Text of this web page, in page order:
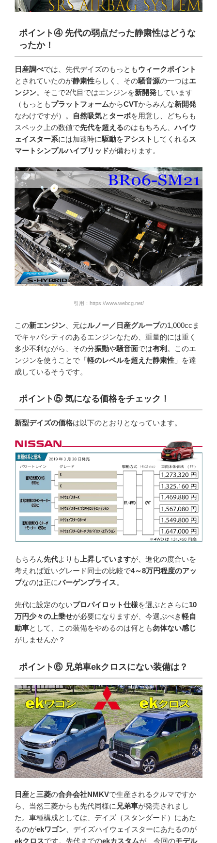
ポイント④先代の弱点だった静粛性はどうな
ったか！
日産調べでは、先代デイズのもっともウィークポイント
とされていたのが静粛性らしく、その騒音源の一つはエ
ンジン。そこで2代目ではエンジンを新開発しています
（もっともプラットフォームからCVTからみんな新開発
なわけですが）。
自然吸気と ターボを用意し、どちらも
スペック上の数値で先代を超えるのはもちろん、ハイウ
ェイスター系には加速時に駆動をアシスト してくれる ス
マートシンプルハイブリッドが備わります。
引用：https://www.webcg.net/
この新エンジン 、元はルノー／日産グループの1,000ccま
でキャパシティのあるエンジンなため、重量的には重く
多少不利ながら、その分振動や騒音面では有利 。このエ
ンジンを使うことで「軽のレベルを超えた静粛性 」を達
成しているそうです。
ポイント⑤気になる価格をチェック！
新型デイズの価格は以下のとおりとなっています。
もちろん先代よりも 上昇していますが、進化の度合いを
考えれば近いグレード同士の比較で4～8万円程度のアッ
プなのは正にバーゲンプライス。
先代に設定のないプロパイロット仕様を選ぶとさらに10
万円少々の上乗せが必要になりますが、今選ぶべき軽自
動車として、この装備をやめるのは何とも勿体ない感じ
がしませんか？
ポイント⑥兄弟車ekクロスにない装備は？
日産と 三菱の合弁会社NMKVで生産されるクルマですか
ら、当然三菱からも先代同様に 兄弟車が発売されまし
た。車種構成としては、デイズ（スタンダード）にあた
るのがekワゴン 、デイズハイウェイスターにあたるのが
ekクロスです。先代までのekカスタムが、今回のモデル